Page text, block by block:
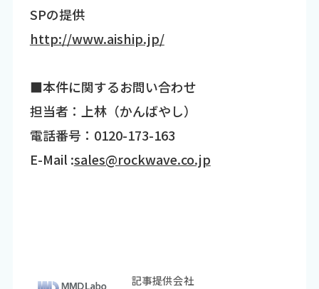
SPの提供
http://www.aiship.jp/
■本件に関するお問い合わせ
担当者：上林（かんばやし）
電話番号：0120-173-163
E-Mail :sales@rockwave.co.jp
記事提供会社